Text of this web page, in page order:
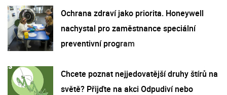
Ochrana zdraví jako priorita. Honeywell
nachystal pro zaměstnance speciální
preventivní program
Chcete poznat nejjedovatější druhy štírů na
světě? Přijďte na akci Odpudiví nebo